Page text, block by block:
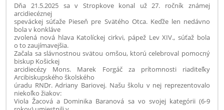
Dňa 21.5.2025 sa v Stropkove konal už 27. ročník známej
arcidiecéznej
speváckej súťaže Pieseň pre Svätého Otca. Keďže len nedávno
bola v konkláve
zvolená nová hlava Katolíckej cirkvi, pápež Lev XIV., súťaž bola
o to zaujímavejšia.
Začala sa slávnostnou svätou omšou, ktorú celebroval pomocný
biskup Košickej
arcidiecézy Mons. Marek Forgáč za prítomnosti riaditeľky
Arcibiskupského školského
úradu RNDr. Adriany Bariovej. Našu školu v nej reprezentovalo
niekoľko žiakov:
Viola Žacová a Dominika Baranová sa vo svojej kategórii (6-9